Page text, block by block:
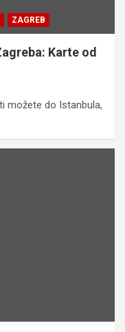
ZAGREB
Karte od
možete do Istanbula,